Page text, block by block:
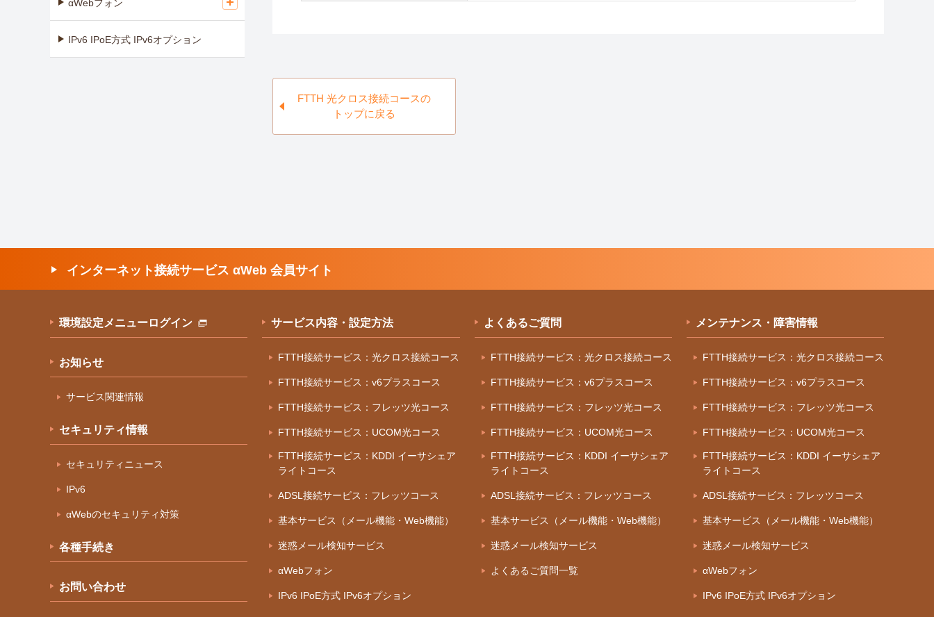
FTTH 光クロス接続コースの
トップに戻る
αWebフォン
IPv6 IPoE方式 IPv6オプション
インターネット接続サービス αWeb 会員サイト
環境設定メニューログイン
お知らせ
サービス関連情報
セキュリティ情報
セキュリティニュース
IPv6
αWebのセキュリティ対策
各種手続き
お問い合わせ
サービス内容・設定方法
FTTH接続サービス：光クロス接続コース
FTTH接続サービス：v6プラスコース
FTTH接続サービス：フレッツ光コース
FTTH接続サービス：UCOM光コース
FTTH接続サービス：KDDI イーサシェア
ライトコース
ADSL接続サービス：フレッツコース
基本サービス（メール機能・Web機能）
迷惑メール検知サービス
αWebフォン
IPv6 IPoE方式 IPv6オプション
よくあるご質問
FTTH接続サービス：光クロス接続コース
FTTH接続サービス：v6プラスコース
FTTH接続サービス：フレッツ光コース
FTTH接続サービス：UCOM光コース
FTTH接続サービス：KDDI イーサシェア
ライトコース
ADSL接続サービス：フレッツコース
基本サービス（メール機能・Web機能）
迷惑メール検知サービス
よくあるご質問一覧
メンテナンス・障害情報
FTTH接続サービス：光クロス接続コース
FTTH接続サービス：v6プラスコース
FTTH接続サービス：フレッツ光コース
FTTH接続サービス：UCOM光コース
FTTH接続サービス：KDDI イーサシェア
ライトコース
ADSL接続サービス：フレッツコース
基本サービス（メール機能・Web機能）
迷惑メール検知サービス
αWebフォン
IPv6 IPoE方式 IPv6オプション